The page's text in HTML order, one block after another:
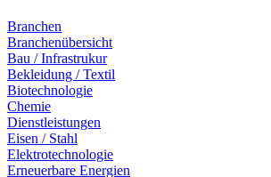
Branchen
Branchenübersicht
Bau / Infrastrukur
Bekleidung / Textil
Biotechnologie
Chemie
Dienstleistungen
Eisen / Stahl
Elektrotechnologie
Erneuerbare Energien